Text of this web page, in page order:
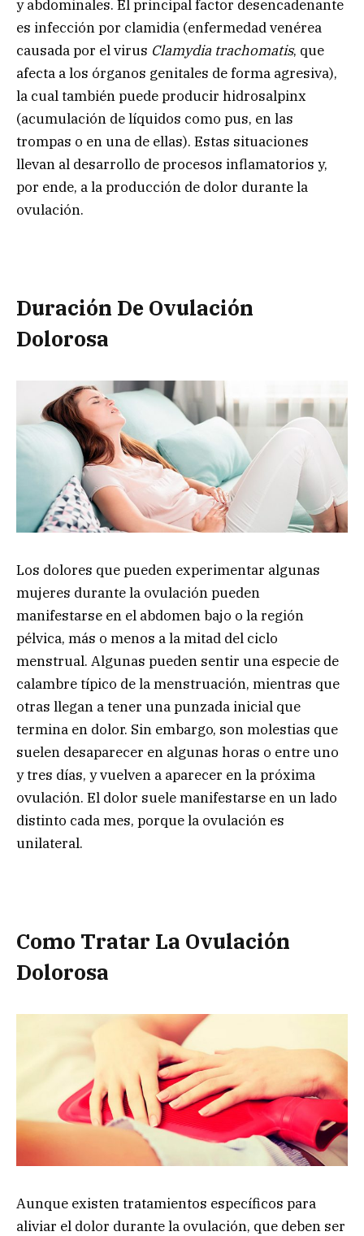
y abdominales. El principal factor desencadenante
es infección por clamidia (enfermedad venérea
causada por el virus Clamydia trachomatis, que
afecta a los órganos genitales de forma agresiva),
la cual también puede producir hidrosalpinx
(acumulación de líquidos como pus, en las
trompas o en una de ellas). Estas situaciones
llevan al desarrollo de procesos inflamatorios y,
por ende, a la producción de dolor durante la
ovulación.
Duración De Ovulación
Dolorosa
Los dolores que pueden experimentar algunas
mujeres durante la ovulación pueden
manifestarse en el abdomen bajo o la región
pélvica, más o menos a la mitad del ciclo
menstrual. Algunas pueden sentir una especie de
calambre típico de la menstruación, mientras que
otras llegan a tener una punzada inicial que
termina en dolor. Sin embargo, son molestias que
suelen desaparecer en algunas horas o entre uno
y tres días, y vuelven a aparecer en la próxima
ovulación. El dolor suele manifestarse en un lado
distinto cada mes, porque la ovulación es
unilateral.
Como Tratar La Ovulación
Dolorosa
Aunque existen tratamientos específicos para
aliviar el dolor durante la ovulación, que deben ser